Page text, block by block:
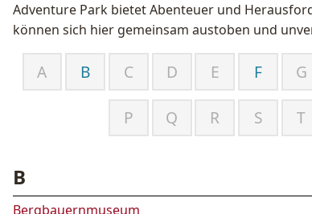
Adventure Park bietet Abenteuer und
können sich hier gemeinsam austoben und
A B C D E F G
P Q R S T
B
Bergbauernmuseum